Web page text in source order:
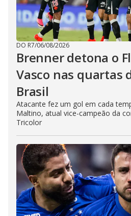
DO R7/06/08/2026
Brenner detona o
Vasco nas quartas
Brasil
Atacante fez um gol em cada
Maltino, atual vice-campeão da
Tricolor